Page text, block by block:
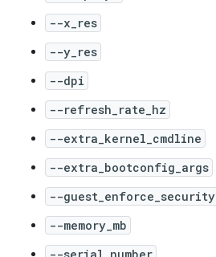
--x_res
--y_res
--dpi
--refresh_rate_hz
--extra_kernel_cmdline
--extra_bootconfig_args
--guest_enforce_security
--memory_mb